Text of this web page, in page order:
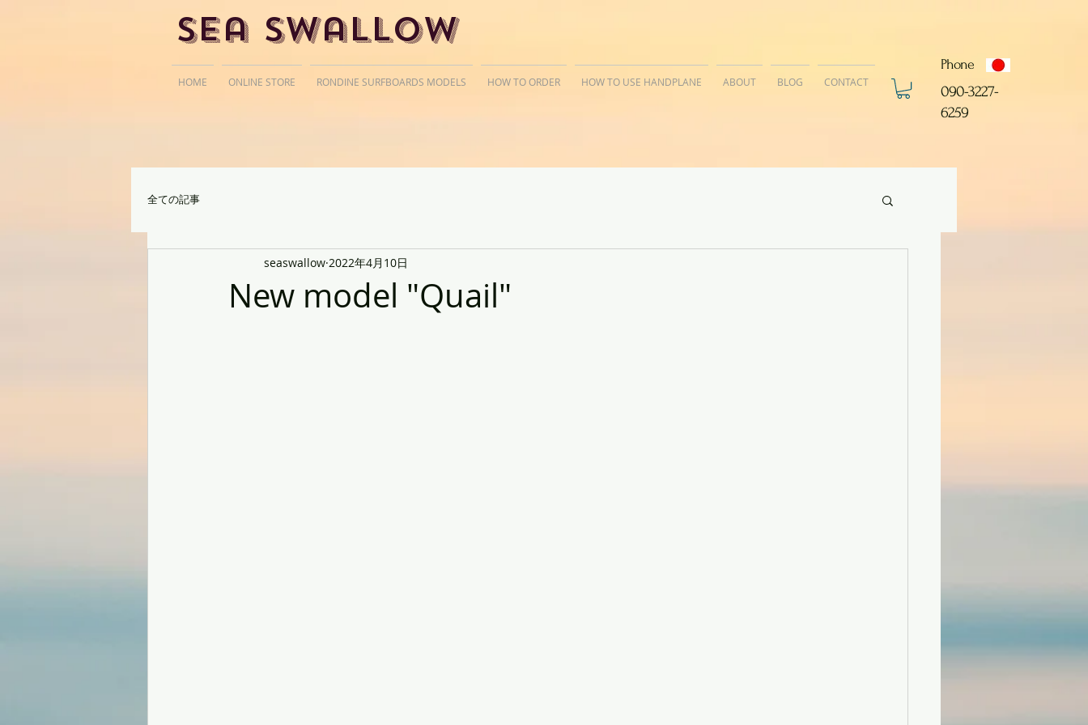
Sea Swallow
​090-3227-
6259
Phone
全ての記事
New model "Quail"
seaswallow 2022年4月10日
HOME ONLINE STORE RONDINE SURFBOARDS MODELS HOW TO ORDER HOW TO USE HANDPLANE ABOUT BLOG CONTACT